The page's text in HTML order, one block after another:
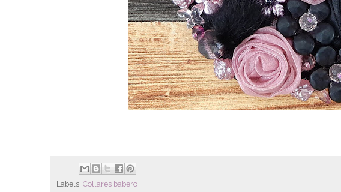
Labels: Collares babero